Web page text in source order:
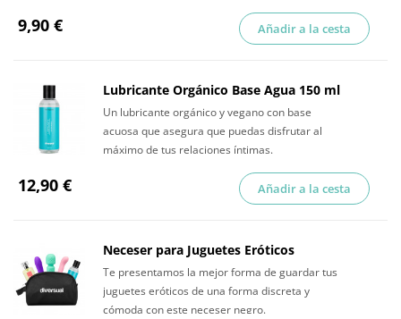
9,90 € Añadir a la cesta
Lubricante Orgánico Base Agua 150 ml
Un lubricante orgánico y vegano con base
acuosa que asegura que puedas disfrutar al
máximo de tus relaciones íntimas.
12,90 € Añadir a la cesta
Neceser para Juguetes Eróticos
Te presentamos la mejor forma de guardar tus
juguetes eróticos de una forma discreta y
cómoda con este neceser negro.